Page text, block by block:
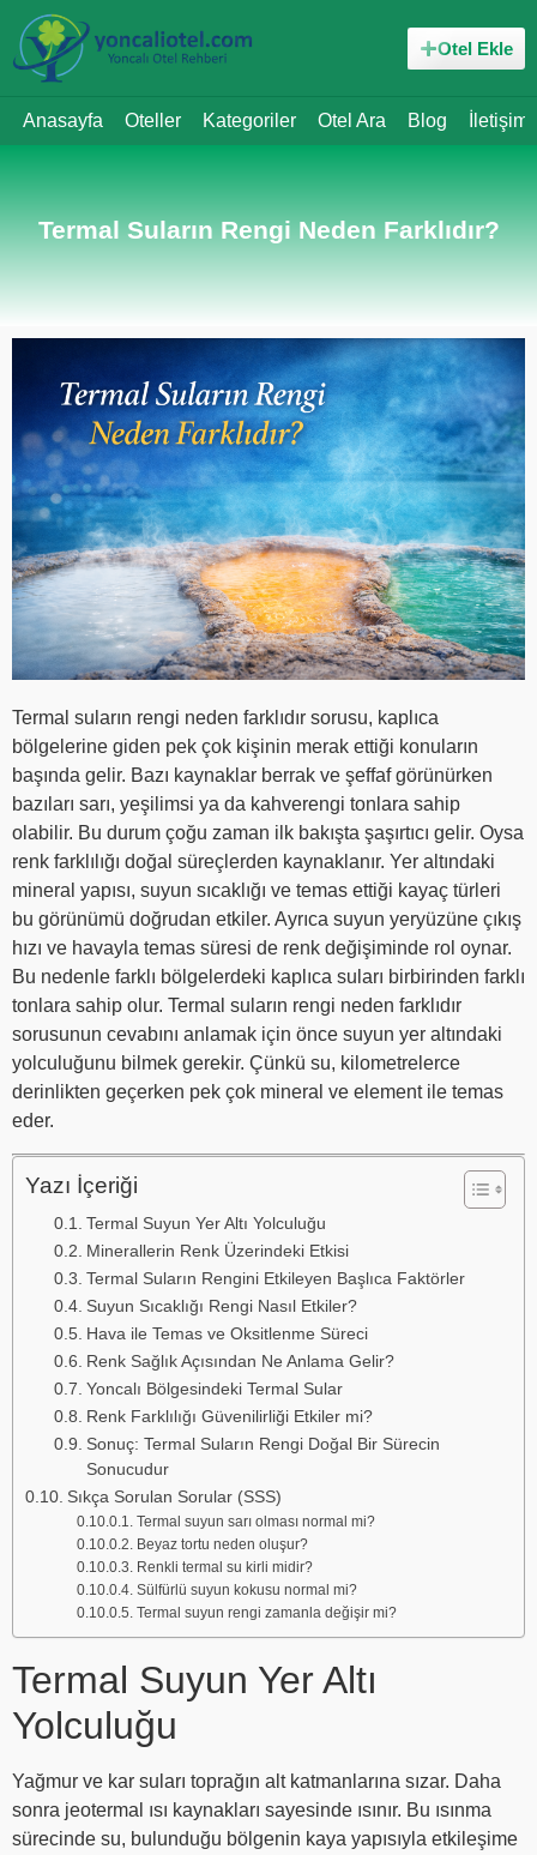
Otel Ekle
Anasayfa Oteller Kategoriler Otel Ara Blog İletişim
Termal Suların Rengi Neden Farklıdır?
Termal suların rengi neden farklıdır sorusu, kaplıca
bölgelerine giden pek çok kişinin merak ettiği konuların
başında gelir. Bazı kaynaklar berrak ve şeffaf görünürken
bazıları sarı, yeşilimsi ya da kahverengi tonlara sahip
olabilir. Bu durum çoğu zaman ilk bakışta şaşırtıcı gelir. Oysa
renk farklılığı doğal süreçlerden kaynaklanır. Yer altındaki
mineral yapısı, suyun sıcaklığı ve temas ettiği kayaç türleri
bu görünümü doğrudan etkiler. Ayrıca suyun yeryüzüne çıkış
hızı ve havayla temas süresi de renk değişiminde rol oynar.
Bu nedenle farklı bölgelerdeki kaplıca suları birbirinden farklı
tonlara sahip olur. Termal suların rengi neden farklıdır
sorusunun cevabını anlamak için önce suyun yer altındaki
yolculuğunu bilmek gerekir. Çünkü su, kilometrelerce
derinlikten geçerken pek çok mineral ve element ile temas
eder.
Yazı İçeriği
Termal Suyun Yer Altı Yolculuğu
Minerallerin Renk Üzerindeki Etkisi
Termal Suların Rengini Etkileyen Başlıca Faktörler
Suyun Sıcaklığı Rengi Nasıl Etkiler?
Hava ile Temas ve Oksitlenme Süreci
Renk Sağlık Açısından Ne Anlama Gelir?
Yoncalı Bölgesindeki Termal Sular
Renk Farklılığı Güvenilirliği Etkiler mi?
Sonuç: Termal Suların Rengi Doğal Bir Sürecin
Sonucudur
Sıkça Sorulan Sorular (SSS)
Termal suyun sarı olması normal mi?
Beyaz tortu neden oluşur?
Renkli termal su kirli midir?
Sülfürlü suyun kokusu normal mi?
Termal suyun rengi zamanla değişir mi?
Termal Suyun Yer Altı
Yolculuğu
Yağmur ve kar suları toprağın alt katmanlarına sızar. Daha
sonra jeotermal ısı kaynakları sayesinde ısınır. Bu ısınma
sürecinde su, bulunduğu bölgenin kaya yapısıyla etkileşime